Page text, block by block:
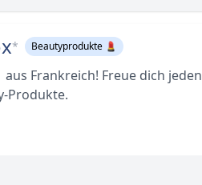
* Beautyprodukte 💄
aus Frankreich! Freue dich jeden
Produkte.